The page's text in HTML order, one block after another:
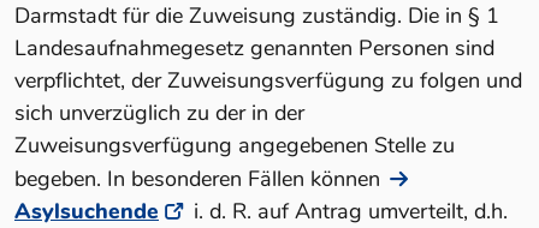
Darmstadt für die Zuweisung zuständig. Die in § 1
Landesaufnahmegesetz genannten Personen sind
verpflichtet, der Zuweisungsverfügung zu folgen und
sich unverzüglich zu der in der
Zuweisungsverfügung angegebenen Stelle zu
begeben. In besonderen Fällen können
Asylsuchende
i. d. R. auf Antrag umverteilt, d.h.